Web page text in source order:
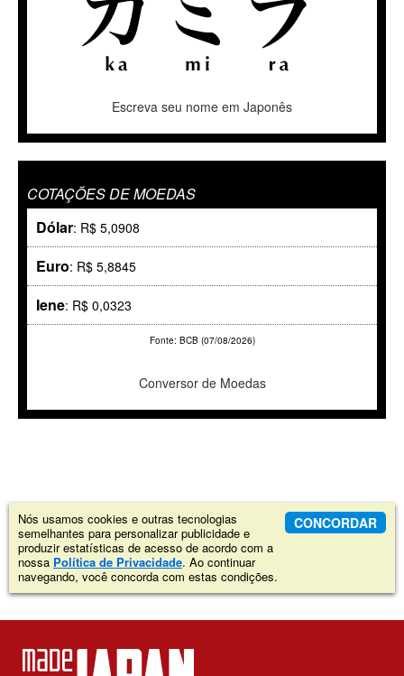
Escreva seu nome em Japonês
COTAÇÕES DE MOEDAS
Dólar: R$ 5,0908
Euro: R$ 5,8845
Iene: R$ 0,0323
Fonte: BCB (07/08/2026)
Conversor de Moedas
Nós usamos cookies e outras tecnologias
semelhantes para personalizar publicidade e
produzir estatísticas de acesso de acordo com a
nossa Política de Privacidade. Ao continuar
navegando, você concorda com estas condições.
CONCORDAR